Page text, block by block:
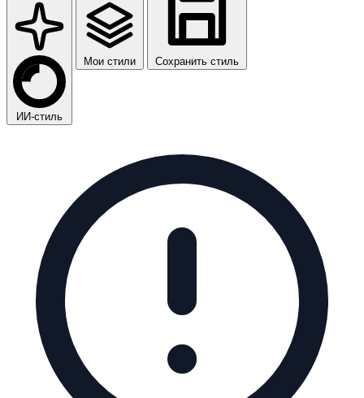
ИИ-стиль
Мои стили Сохранить стиль